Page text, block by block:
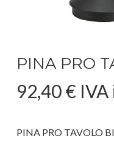
PINA PRO
92,40€ IVA
PINA PRO TAVOLO